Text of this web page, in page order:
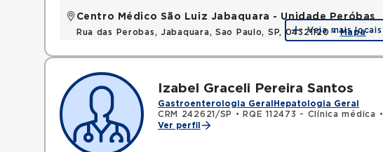
Centro Médico São Luiz Jabaquara - Unidade Peróbas
Rua das Perobas, Jabaquara, Sao Paulo, SP, 04321120 •Mapa
Veja mais locais
Izabel Graceli Pereira Santos
Gastroenterologia Geral Hepatologia Geral
CRM 242621/SP
• RQE 112473 - Clínica médica •
Ver perfil